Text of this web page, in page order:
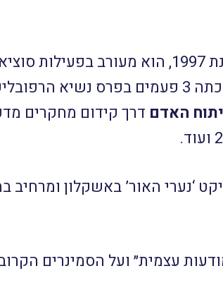
וכן של
האדם דרך קידום מחקרים
‘נערי האור’ באשקלון
עצמית״ ועל הסמינרים